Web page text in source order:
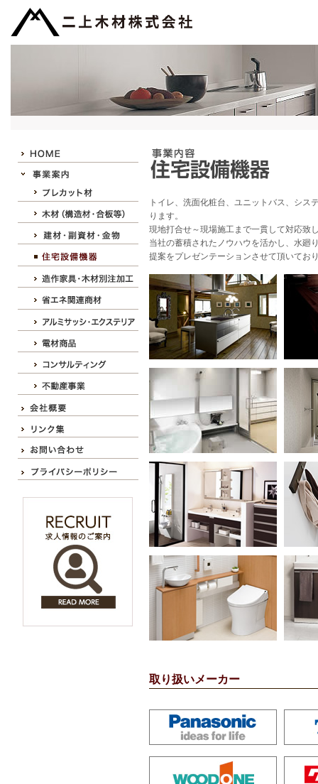
トイレ、洗面化粧台、ユニットバス、シス
ります。
現地打合せ～現場施工まで一貫して対応致
当社の蓄積されたノウハウを活かし、水廻
提案をプレゼンテーションさせて頂いてお
取り扱いメーカー